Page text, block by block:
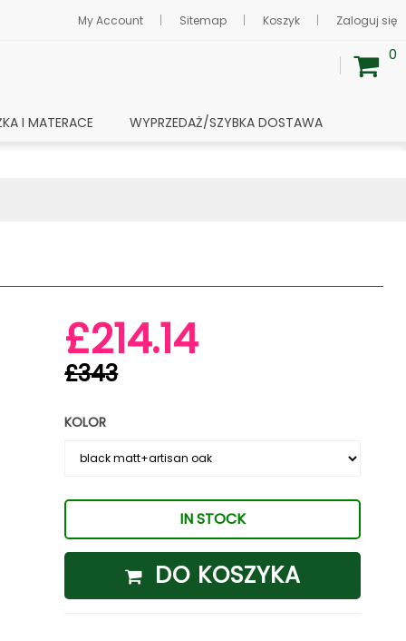
My Account Sitemap Koszyk Zaloguj się
0
I MATERACE WYPRZEDAŻ/SZYBKA DOSTAWA
£214.14
£343
KOLOR
IN STOCK
DO KOSZYKA